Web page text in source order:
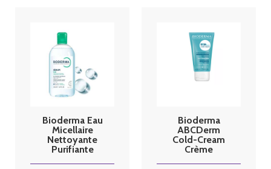
Bioderma Eau
Micellaire
Nettoyante
Purifiante
Bioderma
ABCDerm
Cold-Cream
Crème